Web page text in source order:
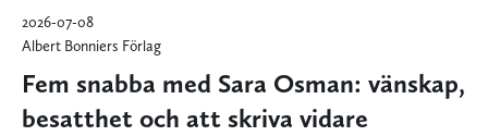
2026-07-08
Albert Bonniers Förlag
Fem snabba med Sara Osman: vänskap,
besatthet och att skriva vidare